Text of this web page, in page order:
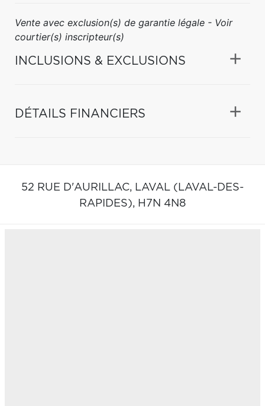
Vente avec exclusion(s) de garantie légale - Voir
courtier(s) inscripteur(s)
INCLUSIONS & EXCLUSIONS
DÉTAILS FINANCIERS
52 RUE D'AURILLAC, LAVAL (LAVAL-DES-
RAPIDES), H7N 4N8